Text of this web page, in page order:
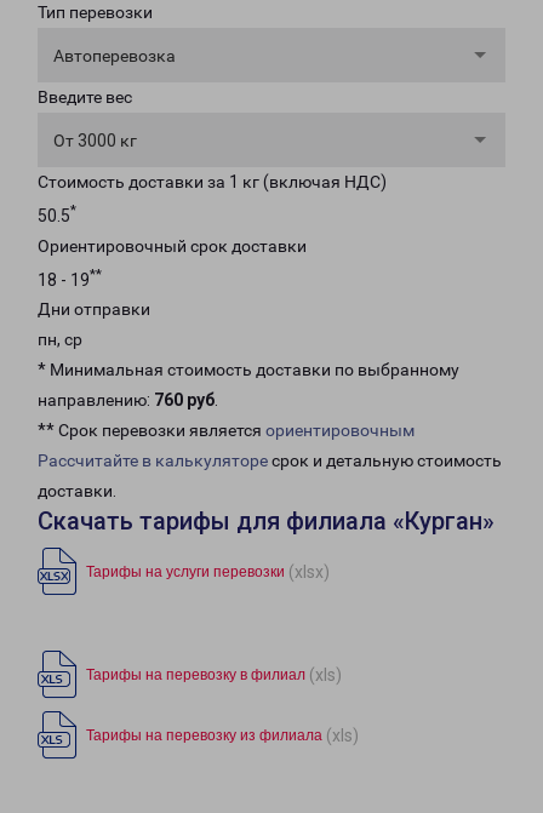
Тип перевозки
Автоперевозка
Введите вес
От 3000 кг
Стоимость доставки за 1 кг (включая НДС)
50.5*
Ориентировочный срок доставки
18 - 19**
Дни отправки
пн, ср
* Минимальная стоимость доставки по выбранному
направлению: 760 руб.
** Срок перевозки является ориентировочным
Рассчитайте в калькуляторесрок и детальную стоимость
доставки.
Скачать тарифы для филиала «Курган»
Тарифы на услуги перевозки (xlsx)
Тарифы на перевозку в филиал (xls)
Тарифы на перевозку из филиала (xls)